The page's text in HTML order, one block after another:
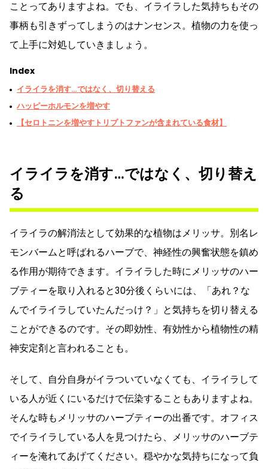
ことってありますよね。でも、イライラした気持ちもその
事柄も引きずってしまうのはナンセンス。植物の力を使っ
て上手に対処していきましょう。
Index
イライラを消す…ではなく、切り替える
ハッピーホルモンを増やす
【セロトニンを増やすトリプトファンが含まれている食材】
イライラを消す…ではなく、切り替え
る
イライラの解消法として効果的な植物はメリッサ。別名レ
モンバームと呼ばれるハーブで、神経性の興奮状態を鎮め
る作用が期待できます。イライラした時にメリッサのハー
ブティーを取り入れると30分後くらいには、「あれ？な
んでイライラしていたんだっけ？」と気持ちを切り替える
ことができるのです。その即効性、有効性から植物性の精
神安定剤と言われることも。
そして、自分自身がイラついていなくても、イライラして
いる人が近くにいるだけで伝染することもありますよね。
そんな時もメリッサのハーブティーの出番です。オフィス
でイライラしている人を見つけたら、メリッサのハーブテ
ィーを淹れてあげてください。穏やかな気持ちになって負